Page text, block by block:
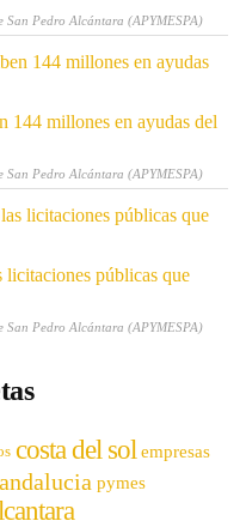
San Pedro Alcántara (APYMESPA)
144 millones en ayudas del
San Pedro Alcántara (APYMESPA)
públicas que
San Pedro Alcántara (APYMESPA)
costa del sol empresas
pymes